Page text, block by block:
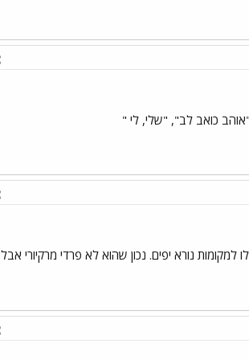
כואב לב", "שלי, לי "
נורא יפים. נכון שהוא לא פרדי מרקיורי אבל